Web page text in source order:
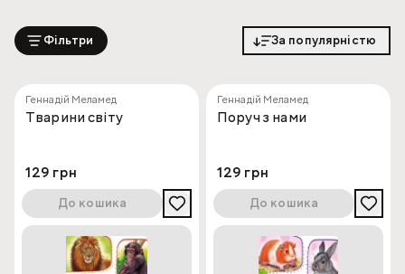
про розвиток дитини — від перших кроків у читанні
до підготовки до школи та навчання в молодших класах.
Історія та Філософія
видавництва Ранок
Видавництво «Ранок» працює з 1997 року та
пропонує один із найширших асортиментів дитячої
та навчальної літератури в Україні. Щороку воно
випускає сотні нових назв, серед яких — книжки для
дошкільнят, учнів, підлітків, а також видання для
педагогів і батьків.
Фільтри За популярністю
Геннадій Меламед
Тварини світу
129 грн
До кошика
Геннадій Меламед
Поруч з нами
129 грн
До кошика